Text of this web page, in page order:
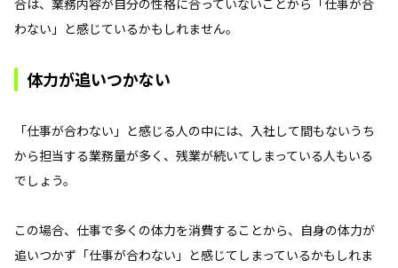
わない」と感じているかもしれません。
体力が追いつかない
「仕事が合わない」と感じる人の中には、入社して間もないうち
から担当する業務量が多く、残業が続いてしまっている人もいる
でしょう。
この場合、仕事で多くの体力を消費することから、自身の体力が
追いつかず「仕事が合わない」と感じてしまっているかもしれま